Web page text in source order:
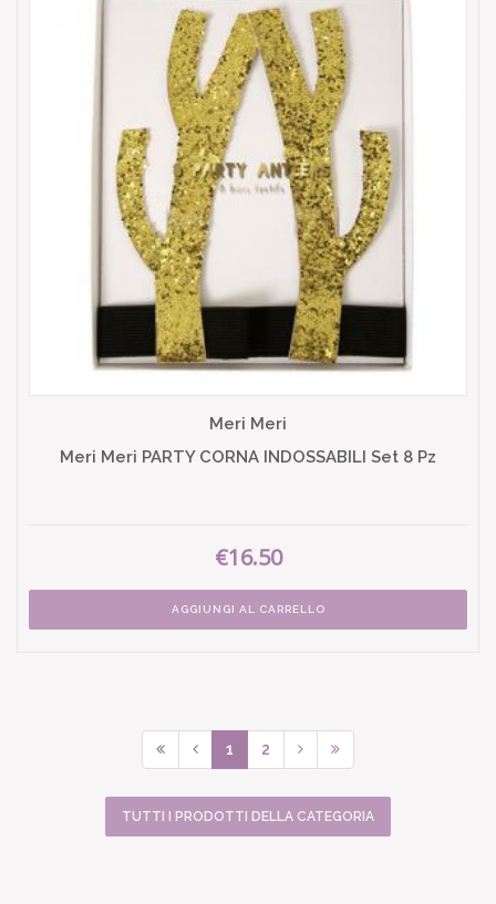
Meri Meri
Meri Meri PARTY CORNA INDOSSABILI Set 8 Pz
€16.50
AGGIUNGI AL CARRELLO
1 2
TUTTI I PRODOTTI DELLA CATEGORIA